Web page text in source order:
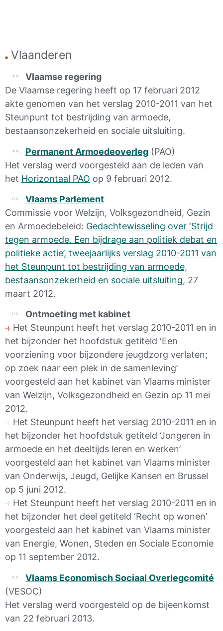
Vlaanderen
Vlaamse regering
De Vlaamse regering heeft op 17 februari 2012
akte genomen van het verslag 2010-2011 van het
Steunpunt tot bestrijding van armoede,
bestaansonzekerheid en sociale uitsluiting.
Permanent Armoedeoverleg (PAO)
Het verslag werd voorgesteld aan de leden van
het Horizontaal PAO op 9 februari 2012.
Vlaams Parlement
Commissie voor Welzijn, Volksgezondheid, Gezin
en Armoedebeleid: Gedachtewisseling over ‘Strijd
tegen armoede. Een bijdrage aan politiek debat en
politieke actie’, tweejaarlijks verslag 2010-2011 van
het Steunpunt tot bestrijding van armoede,
bestaansonzekerheid en sociale uitsluiting, 27
maart 2012.
Ontmoeting met kabinet
Het Steunpunt heeft het verslag 2010-2011 en in
het bijzonder het hoofdstuk getiteld ‘Een
voorziening voor bijzondere jeugdzorg verlaten;
op zoek naar een plek in de samenleving’
voorgesteld aan het kabinet van Vlaams minister
van Welzijn, Volksgezondheid en Gezin op 11 mei
2012.
Het Steunpunt heeft het verslag 2010-2011 en in
het bijzonder het hoofdstuk getiteld ‘Jongeren in
armoede en het deeltijds leren en werken’
voorgesteld aan het kabinet van Vlaams minister
van Onderwijs, Jeugd, Gelijke Kansen en Brussel
op 5 juni 2012.
Het Steunpunt heeft het verslag 2010-2011 en in
het bijzonder het deel getiteld ‘Recht op wonen’
voorgesteld aan het kabinet van Vlaams minister
van Energie, Wonen, Steden en Sociale Economie
op 11 september 2012.
Vlaams Economisch Sociaal Overlegcomité
(VESOC)
Het verslag werd voorgesteld op de bijeenkomst
van 22 februari 2013.